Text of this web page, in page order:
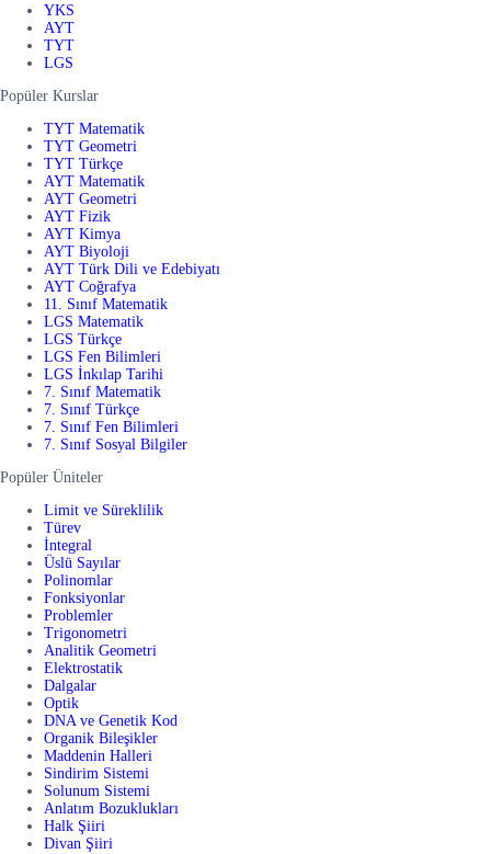
YKS
AYT
TYT
LGS
Popüler Kurslar
TYT Matematik
TYT Geometri
TYT Türkçe
AYT Matematik
AYT Geometri
AYT Fizik
AYT Kimya
AYT Biyoloji
AYT Türk Dili ve Edebiyatı
AYT Coğrafya
11. Sınıf Matematik
LGS Matematik
LGS Türkçe
LGS Fen Bilimleri
LGS İnkılap Tarihi
7. Sınıf Matematik
7. Sınıf Türkçe
7. Sınıf Fen Bilimleri
7. Sınıf Sosyal Bilgiler
Popüler Üniteler
Limit ve Süreklilik
Türev
İntegral
Üslü Sayılar
Polinomlar
Fonksiyonlar
Problemler
Trigonometri
Analitik Geometri
Elektrostatik
Dalgalar
Optik
DNA ve Genetik Kod
Organik Bileşikler
Maddenin Halleri
Sindirim Sistemi
Solunum Sistemi
Anlatım Bozuklukları
Halk Şiiri
Divan Şiiri